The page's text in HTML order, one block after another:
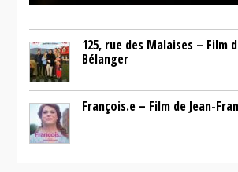
125, rue des Malaises – Film
Bélanger
François.e – Film de Jean-